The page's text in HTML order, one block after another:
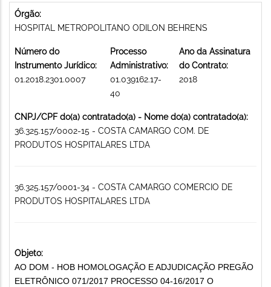
Órgão:
HOSPITAL METROPOLITANO ODILON BEHRENS
Número do
Instrumento Jurídico:
01.2018.2301.0007
Processo
Administrativo:
01.039162.17-
40
Ano da Assinatura
do Contrato:
2018
CNPJ/CPF do(a) contratado(a) - Nome do(a) contratado(a):
36.325.157/0002-15 - COSTA CAMARGO COM. DE
PRODUTOS HOSPITALARES LTDA
36.325.157/0001-34 - COSTA CAMARGO COMERCIO DE
PRODUTOS HOSPITALARES LTDA
Objeto:
AO DOM - HOB HOMOLOGAÇÃO E ADJUDICAÇÃO PREGÃO
ELETRÔNICO 071/2017 PROCESSO 04-16/2017 O